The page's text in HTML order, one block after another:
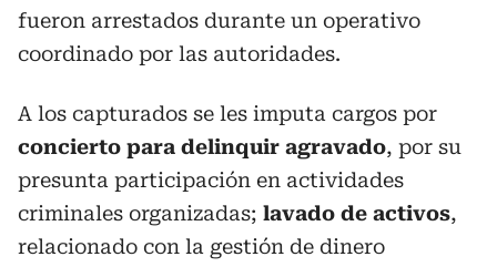
fueron arrestados durante un operativo
coordinado por las autoridades.
A los capturados se les imputa cargos por
concierto para delinquir agravado, por su
presunta participación en actividades
criminales organizadas; lavado de activos,
relacionado con la gestión de dinero